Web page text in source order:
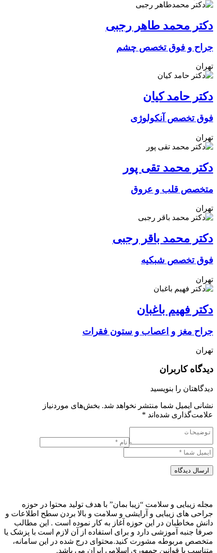
دکتر محمد طاهر رجبی
جراح و فوق تخصص چشم
تهران
دکتر حامد کیان
فوق تخصص آنکولوژی
تهران
دکتر محمد تقی پور
متخصص قلب و عروق
تهران
دکتر محمد باقر رجبی
فوق تخصص شبکیه
تهران
دکتر فهیم باغبان
جراح مغز و اعصاب و ستون فقرات
تهران
دیدگاه کاربران
دیدگاهتان را بنویسید
نشانی ایمیل شما منتشر نخواهد شد. بخش‌های موردنیاز
علامت‌گذاری شده‌اند *
ارسال دیدگاه
مجله زیبایی و سلامت “زیبا بمان” با هدف تولید محتوا در حوزه
جراحی های زیبایی و آرایشی و سلامت و بالا بردن سطح اطلاعات و
دانش مخاطبان در این حوزه آغاز به کار نموده است . این مطالب
صرفا جنبه آموزشی دارد و برای استفاده از آن لازم است با پزشک یا
متخصص مربوطه مشورت کنید.محتوای درج شده در این سامانه،
متناسب با قوانین جمهوری اسلامی ایران می باشد.